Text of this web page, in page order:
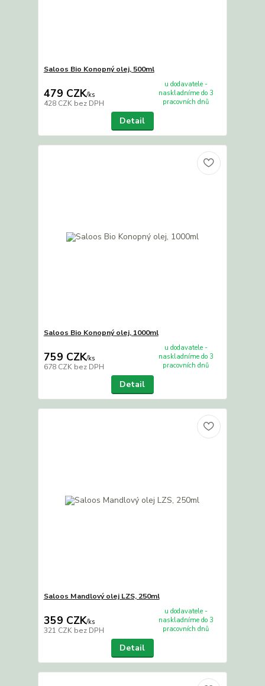
Saloos Bio Konopný olej, 500ml
479 CZK/ks
428 CZK bez DPH
u dodavatele -
naskladníme do 3
pracovních dnů
Detail
Saloos Bio Konopný olej, 1000ml
759 CZK/ks
678 CZK bez DPH
u dodavatele -
naskladníme do 3
pracovních dnů
Detail
Saloos Mandlový olej LZS, 250ml
359 CZK/ks
321 CZK bez DPH
u dodavatele -
naskladníme do 3
pracovních dnů
Detail